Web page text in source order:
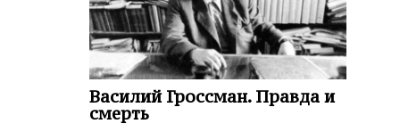
Василий Гроссман. Правда и
смерть